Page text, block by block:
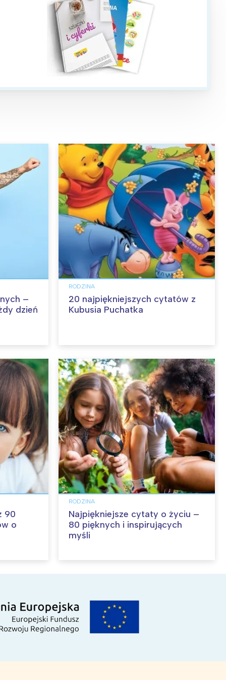
–
dzień
RODZINA
20 najpiękniejszych cytatów z
Kubusia Puchatka
90
o
RODZINA
Najpiękniejsze cytaty o życiu –
80 pięknych i inspirujących
myśli